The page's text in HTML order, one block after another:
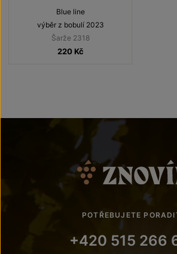
Blue line
výběr z bobulí 2023
Šarže 2318
220 Kč
POTŘEBUJETE
+420 515 266